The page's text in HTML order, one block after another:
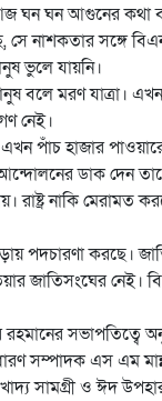
ঘন ঘন আগুনের কথা
নাশকতার সঙ্গে
ভুলে যায়নি।
বলে মরণ যাত্রা।
নেই।
পাঁচ হাজার
ডাক দেন
নাকি মেরামত
পদচারণা করছে।
জাতিসংঘের নেই।
সভাপতিত্বে
সম্পাদক এস এম
সামগ্রী ও ঈদ